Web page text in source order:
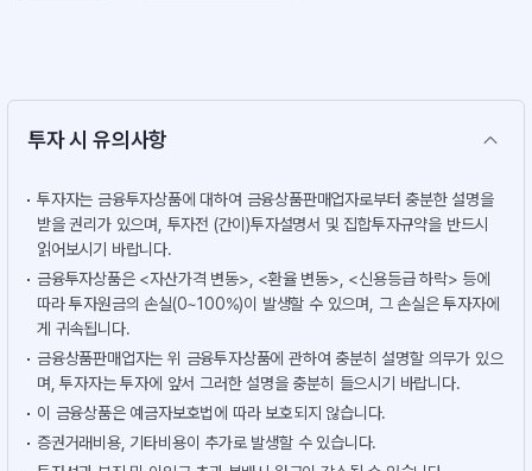
투자 시 유의사항
투자자는 금융투자상품에 대하여 금융상품판매업자로부터 충분한 설명을
받을 권리가 있으며, 투자전 (간이)투자설명서 및 집합투자규약을 반드시
읽어보시기 바랍니다.
금융투자상품은 <자산가격 변동>, <환율 변동>, <신용등급 하락> 등에
따라 투자원금의 손실(0~100%)이 발생할 수 있으며, 그 손실은 투자자에
게 귀속됩니다.
금융상품판매업자는 위 금융투자상품에 관하여 충분히 설명할 의무가 있으
며, 투자자는 투자에 앞서 그러한 설명을 충분히 들으시기 바랍니다.
이 금융상품은 예금자보호법에 따라 보호되지 않습니다.
증권거래비용, 기타비용이 추가로 발생할 수 있습니다.